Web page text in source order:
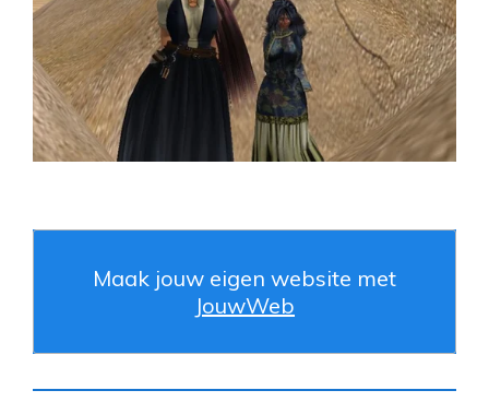
Maak jouw eigen website met
JouwWeb